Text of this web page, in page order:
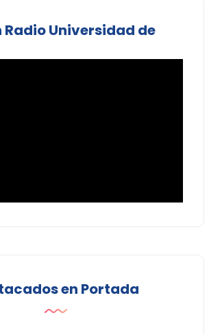
Radio Universidad de
en Portada